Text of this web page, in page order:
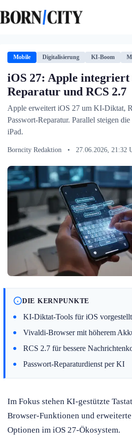
Inhalt
springen
Mobile Digitalisierung KI-Boom
iOS 27: Apple
Reparatur und RCS 2.7
Apple erweitert iOS 27 um KI-Diktat,
Passwort-Reparatur. Parallel steigen
iPad.
Borncity Redaktion • 27.06.2026, 21:32
DIE KERNPUNKTE
KI-Diktat-Tools für iOS vorgestellt
Vivaldi-Browser mit höherem
RCS 2.7 für bessere
Passwort-Reparaturdienst per KI
Im Fokus stehen KI-gestützte
Browser-Funktionen und
Optionen im iOS 27-Ökosystem.